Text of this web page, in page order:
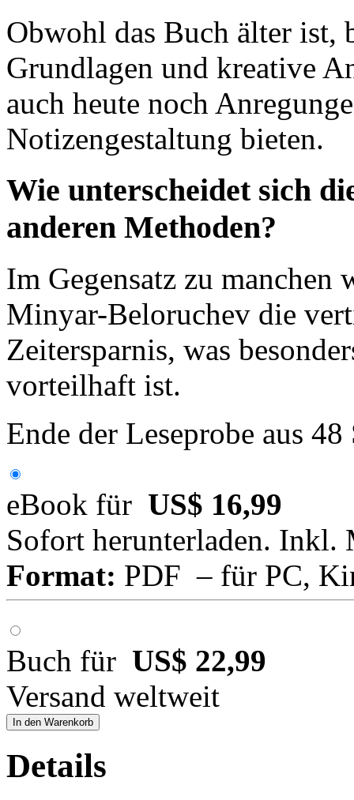
Obwohl das Buch älter ist,
Grundlagen und kreative
auch heute noch
Notizengestaltung bieten.
Wie unterscheidet sich
anderen Methoden?
Im Gegensatz zu manchen
Minyar-Beloruchev die
Zeitersparnis, was
vorteilhaft ist.
Ende der Leseprobe aus
eBook für US$ 16,99
Sofort herunterladen. Inkl.
Format: PDF – für PC,
Buch für US$ 22,99
Versand weltweit
In den Warenkorb
Details